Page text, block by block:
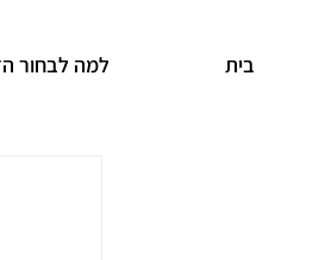
בית למה לבחור